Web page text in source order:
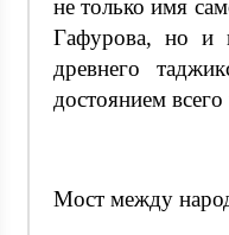
не только имя
Гафурова, но и
древнего
достоянием всего
Мост между